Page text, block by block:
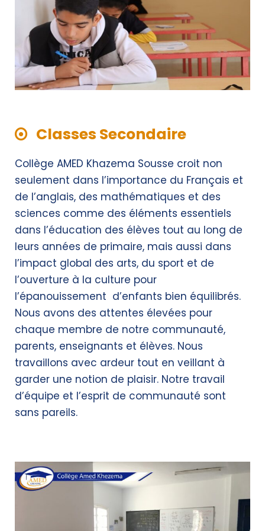
Classes Secondaire
Collège AMED Khazema Sousse croit non
seulement dans l’importance du Français et
de l’anglais, des mathématiques et des
sciences comme des éléments essentiels
dans l’éducation des élèves tout au long de
leurs années de primaire, mais aussi dans
l’impact global des arts, du sport et de
l’ouverture à la culture pour
l’épanouissement d’enfants bien équilibrés.
Nous avons des attentes élevées pour
chaque membre de notre communauté,
parents, enseignants et élèves. Nous
travaillons avec ardeur tout en veillant à
garder une notion de plaisir. Notre travail
d’équipe et l’esprit de communauté sont
sans pareils.